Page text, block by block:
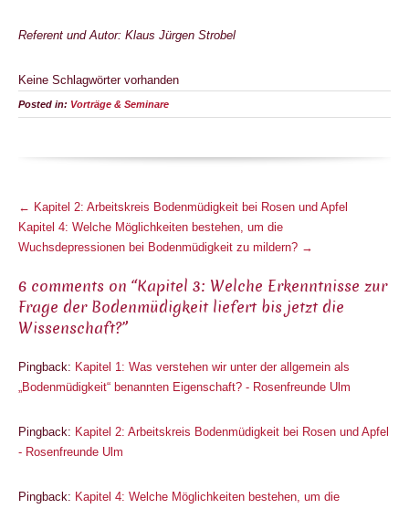
Referent und Autor: Klaus Jürgen Strobel
Keine Schlagwörter vorhanden
Posted in: Vorträge & Seminare
M
o
r
A
r
t
c
l
s
← Kapitel 2: Arbeitskreis Bodenmüdigkeit bei Rosen und Apfel
Kapitel 4: Welche Möglichkeiten bestehen, um die
Wuchsdepressionen bei Bodenmüdigkeit zu mildern? →
6 comments on “Kapitel 3: Welche Erkenntnisse zur
Frage der Bodenmüdigkeit liefert bis jetzt die
Wissenschaft?”
Pingback: Kapitel 1: Was verstehen wir unter der allgemein als
„Bodenmüdigkeit“ benannten Eigenschaft? - Rosenfreunde Ulm
Pingback: Kapitel 2: Arbeitskreis Bodenmüdigkeit bei Rosen und Apfel
- Rosenfreunde Ulm
Pingback: Kapitel 4: Welche Möglichkeiten bestehen, um die